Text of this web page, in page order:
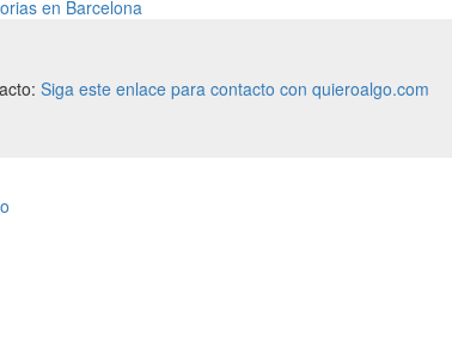
en Barcelona
Siga este enlace para contacto con quieroalgo.com